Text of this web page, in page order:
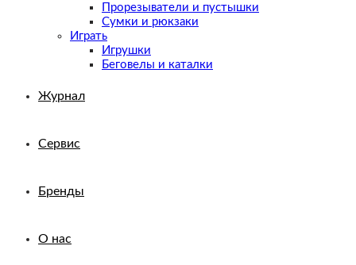
Прорезыватели и пустышки
Сумки и рюкзаки
Играть
Игрушки
Беговелы и каталки
Журнал
Сервис
Бренды
О нас